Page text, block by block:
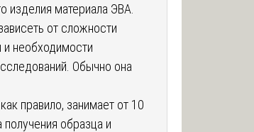
изделия материала ЭВА.
от сложности
необходимости
Обычно она
правило, занимает от 10
образца и